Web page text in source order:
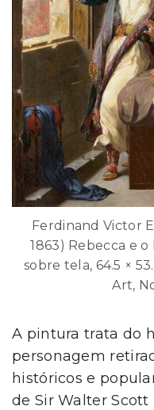
Ferdinand Victor
1863) Rebecca e
sobre tela, 64.5 ×
Art,
A pintura trata do
personagem
históricos e
de Sir Walter Scott